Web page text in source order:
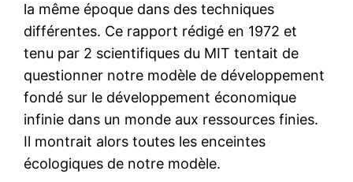
la même époque dans des techniques
différentes. Ce rapport rédigé en 1972 et
tenu par 2 scientifiques du MIT tentait de
questionner notre modèle de développement
fondé sur le développement économique
infinie dans un monde aux ressources finies.
Il montrait alors toutes les enceintes
écologiques de notre modèle.